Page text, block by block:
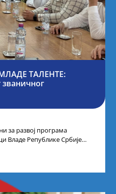
ТАЛЕНТЕ:
за развој програма
Владе Републике Србије